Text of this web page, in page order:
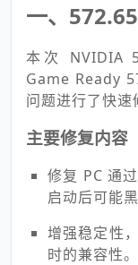
一、
本次 NVIDIA
Game Ready
问题进行了快速
主要修复内容
修复 PC 通
启动后可能
增强稳定性
时的兼容性。